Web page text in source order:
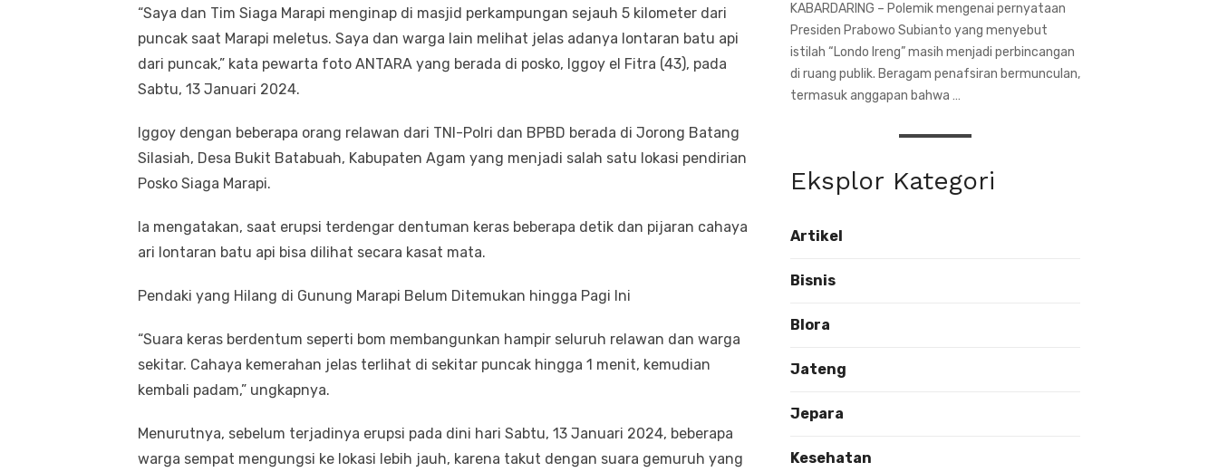
“Saya dan Tim Siaga Marapi menginap di masjid perkampungan sejauh 5 kilometer dari
puncak saat Marapi meletus. Saya dan warga lain melihat jelas adanya lontaran batu api
dari puncak,” kata pewarta foto ANTARA yang berada di posko, Iggoy el Fitra (43), pada
Sabtu, 13 Januari 2024.
Iggoy dengan beberapa orang relawan dari TNI-Polri dan BPBD berada di Jorong Batang
Silasiah, Desa Bukit Batabuah, Kabupaten Agam yang menjadi salah satu lokasi pendirian
Posko Siaga Marapi.
Ia mengatakan, saat erupsi terdengar dentuman keras beberapa detik dan pijaran cahaya
ari lontaran batu api bisa dilihat secara kasat mata.
Pendaki yang Hilang di Gunung Marapi Belum Ditemukan hingga Pagi Ini
“Suara keras berdentum seperti bom membangunkan hampir seluruh relawan dan warga
sekitar. Cahaya kemerahan jelas terlihat di sekitar puncak hingga 1 menit, kemudian
kembali padam,” ungkapnya.
Menurutnya, sebelum terjadinya erupsi pada dini hari Sabtu, 13 Januari 2024, beberapa
warga sempat mengungsi ke lokasi lebih jauh, karena takut dengan suara gemuruh yang
KABARDARING – Polemik mengenai pernyataan
Presiden Prabowo Subianto yang menyebut
istilah “Londo Ireng” masih menjadi perbincangan
di ruang publik. Beragam penafsiran bermunculan,
termasuk anggapan bahwa …
Eksplor Kategori
Artikel
Bisnis
Blora
Jateng
Jepara
Kesehatan